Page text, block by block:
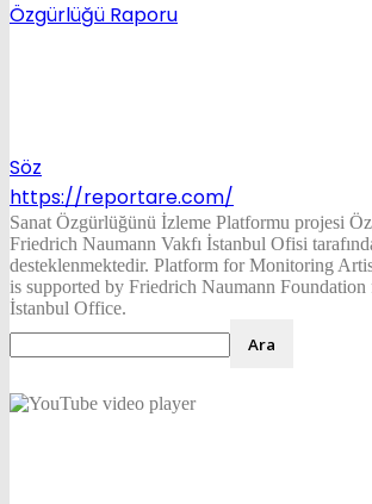
Özgürlüğü Raporu
Söz
https://reportare.com/
Sanat Özgürlüğünü İzleme Platformu projesi
Friedrich Naumann Vakfı İstanbul Ofisi
desteklenmektedir. Platform for Monitoring
is supported by Friedrich Naumann Foundation
İstanbul Office.